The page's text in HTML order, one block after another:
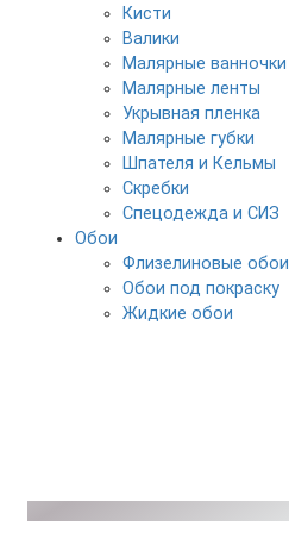
Кисти
Валики
Малярные ванночки
Малярные ленты
Укрывная пленка
Малярные губки
Шпателя и Кельмы
Скребки
Спецодежда и СИЗ
Обои
Флизелиновые обои
Обои под покраску
Жидкие обои